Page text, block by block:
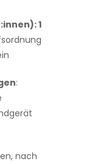
1
:
nach